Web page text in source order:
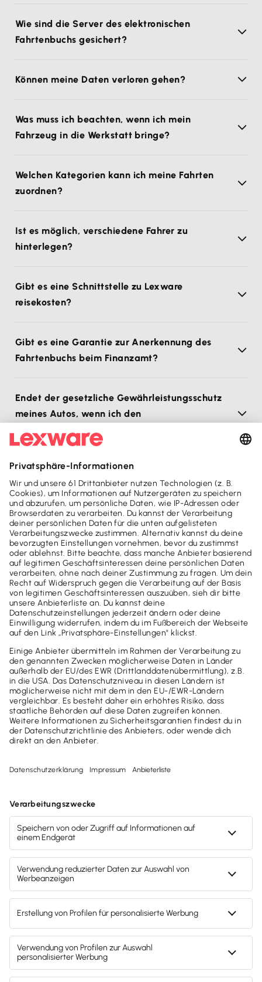
Wie sind die Server des elektronischen
Fahrtenbuchs gesichert?
Können meine Daten verloren gehen?
Was muss ich beachten, wenn ich mein
Fahrzeug in die Werkstatt bringe?
Welchen Kategorien kann ich meine Fahrten
zuordnen?
Ist es möglich, verschiedene Fahrer zu
hinterlegen?
Gibt es eine Schnittstelle zu Lexware
reisekosten?
Gibt es eine Garantie zur Anerkennung des
Fahrtenbuchs beim Finanzamt?
Endet der gesetzliche Gewährleistungsschutz
meines Autos, wenn ich den
Wie ist der GPS-Empfang bei einem
Fahrzeug mit Spezialverglasung?
Wie bilde ich mehrere, unterschiedliche
Einkunftsarten über das elektronische
Fahrtenbuch ab?
Kostenlose Beratung
Du hast noch weitere Fragen
zu unserer Software? Wir sind
gern für dich da.
Hotline:0800-30-50-600
Wir sind Mo-Fr von 8:00 - 18:00 Uhr für dich da.